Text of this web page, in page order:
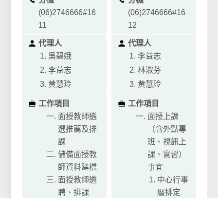
(06)2746666#16
11
代理人
吳碧娥
李益志
黄慧玲
工作項目
面授教師遴
選推薦及排
課
儲備面授教
師資料建檔
面授教師遴
聘、排課
(06)2746666#16
12
代理人
李益志
林淑芬
黄慧玲
工作項目
面授上課
（含外點專
班、視訊上
課、實習）
事宜
中心行事
曆排定